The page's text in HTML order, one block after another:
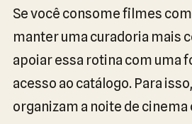
Se você consome filmes
manter uma curadoria mais
apoiar essa rotina com uma
acesso ao catálogo. Para
organizam a noite de cinema